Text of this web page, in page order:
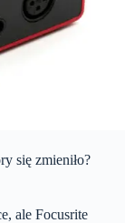
się zmieniło?
ale Focusrite